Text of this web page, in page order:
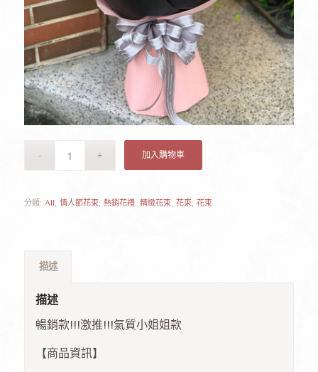
加入購物車
分類: All , 情人節花束, 熱銷花禮, 精緻花束, 花束, 花束
描述
描述
暢銷款!!!激推!!!氣質小姐姐款
【商品資訊】